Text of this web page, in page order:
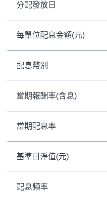
分配發放日
每單位配息金額(元)
配息幣別
當期報酬率(含息)
當期配息率
基準日淨值(元)
配息頻率